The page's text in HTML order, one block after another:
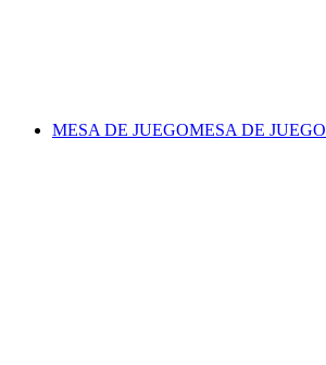
MESA DE JUEGOMESA DE JUEGO